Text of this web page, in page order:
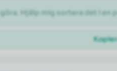
Hjälp mig sortera det i en